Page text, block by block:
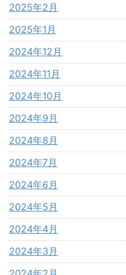
2025年2月
2025年1月
2024年12月
2024年11月
2024年10月
2024年9月
2024年8月
2024年7月
2024年6月
2024年5月
2024年4月
2024年3月